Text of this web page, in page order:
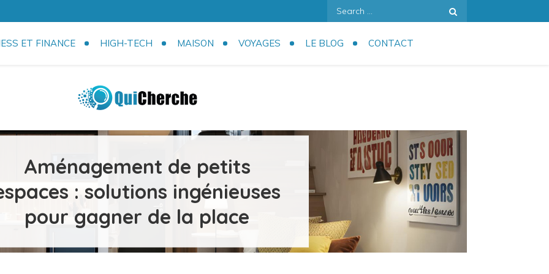
Search
for:
ET FINANCE HIGH-TECH MAISON VOYAGES LE BLOG CONTACT
Aménagement de petits
: solutions ingénieuses
pour gagner de la place